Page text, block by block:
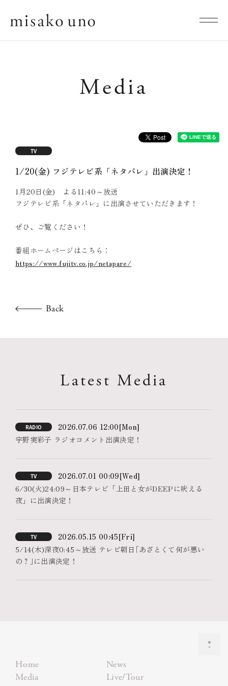
Media
TV
1/20(金) フジテレビ系「ネタパレ」出演決定！
1月20日(金) よる11:40～放送
フジテレビ系「ネタパレ」に出演させていただきます！
ぜひ、ご覧ください！
番組ホームページはこちら：
https://www.fujitv.co.jp/netapare/
Back
Latest Media
RADIO 2026.07.06 12:00[Mon]
宇野実彩子 ラジオコメント出演決定！
TV 2026.07.01 00:09[Wed]
6/30(火)24:09～日本テレビ「上田と女がDEEPに吠える
夜」に出演決定！
TV 2026.05.15 00:45[Fri]
5/14(木)深夜0:45～放送 テレビ朝日｢あざとくて何が悪い
の？｣に出演決定！
Home
News
Media
Live/Tour